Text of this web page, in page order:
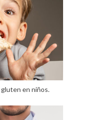
en niños.